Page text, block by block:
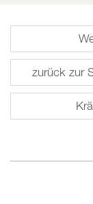
zurück zur